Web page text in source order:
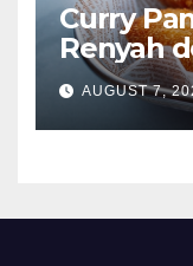
Curry
Renyah
AUGUST 7,